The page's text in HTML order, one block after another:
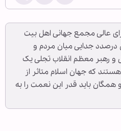
عالی مجمع جهانی اهل بیت
درصدد جدایی میان مردم و
و رهبر معظم انقلاب تجلی یک
که جهان اسلام متاثر از
بايد قدر اين نعمت را به